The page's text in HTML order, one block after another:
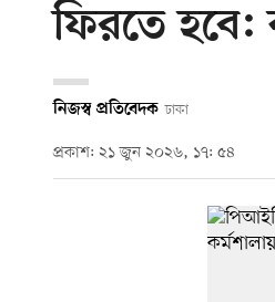
ফিরতে হবে:
নিজস্ব প্রতিবেদক ঢাকা
প্রকাশ: ২১ জুন ২০২৬, ১৭: ৫৪